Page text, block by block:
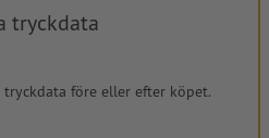
tryckdata
före eller efter köpet.